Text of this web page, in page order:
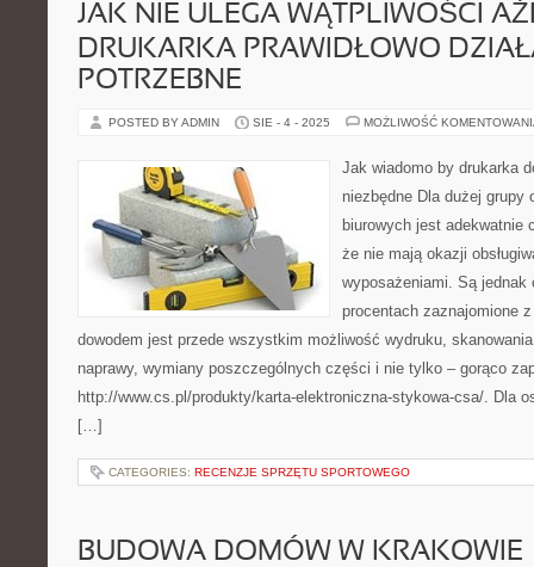
JAK NIE ULEGA WĄTPLIWOŚCI
DRUKARKA PRAWIDŁOWO
POTRZEBNE
POSTED BY ADMIN SIE - 4 - 2025 MOŻLIWOŚĆ
Jak wiadomo by drukarka
niezbędne Dla dużej
biurowych jest adekwatnie
że nie mają okazji
wyposażeniami. Są jednak
procentach zaznajomione
dowodem jest przede wszystkim możliwość wydruku,
naprawy, wymiany poszczególnych części i nie tylko – gorąco
http://www.cs.pl/produkty/karta-elektroniczna-stykowa-csa/. Dla
[…]
CATEGORIES: RECENZJE SPRZĘTU SPORTOWEGO
BUDOWA DOMÓW W KRAKOWIE